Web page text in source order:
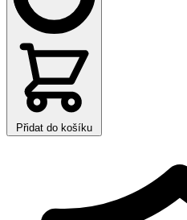
Přidat do košíku